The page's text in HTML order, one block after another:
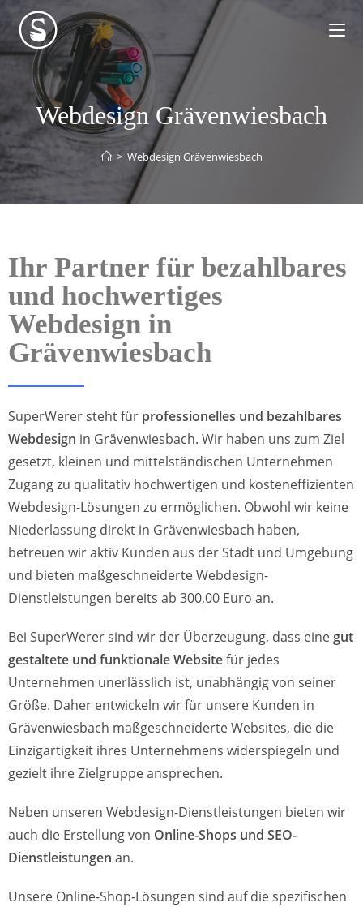
Webdesign Grävenwiesbach
> Webdesign Grävenwiesbach
Ihr Partner für bezahlbares
und hochwertiges
Webdesign in
Grävenwiesbach
SuperWerer steht für professionelles und bezahlbares
Webdesign in Grävenwiesbach. Wir haben uns zum Ziel
gesetzt, kleinen und mittelständischen Unternehmen
Zugang zu qualitativ hochwertigen und kosteneffizienten
Webdesign-Lösungen zu ermöglichen. Obwohl wir keine
Niederlassung direkt in Grävenwiesbach haben,
betreuen wir aktiv Kunden aus der Stadt und Umgebung
und bieten maßgeschneiderte Webdesign-
Dienstleistungen bereits ab 300,00 Euro an.
Bei SuperWerer sind wir der Überzeugung, dass eine gut
gestaltete und funktionale Websitefür jedes
Unternehmen unerlässlich ist, unabhängig von seiner
Größe. Daher entwickeln wir für unsere Kunden in
Grävenwiesbach maßgeschneiderte Websites, die die
Einzigartigkeit ihres Unternehmens widerspiegeln und
gezielt ihre Zielgruppe ansprechen.
Neben unseren Webdesign-Dienstleistungen bieten wir
auch die Erstellung von Online-Shops und SEO-
Dienstleistungen an.
Unsere Online-Shop-Lösungen sind auf die spezifischen